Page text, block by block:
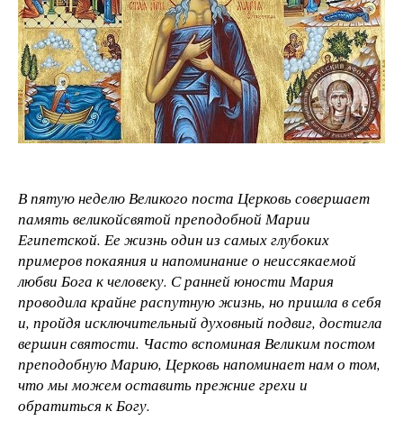
В пятую неделю Великого поста Церковь совершает
память великойсвятой преподобной Марии
Египетской. Ее жизнь один из самых глубоких
примеров покаяния и напоминание о неиссякаемой
любви Бога к человеку. С ранней юности Мария
проводила крайне распутную жизнь, но пришла в себя
и, пройдя исключительный духовный подвиг, достигла
вершин святости. Часто вспоминая Великим постом
преподобную Марию, Церковь напоминает нам о том,
что мы можем оставить прежние грехи и
обратиться к Богу.